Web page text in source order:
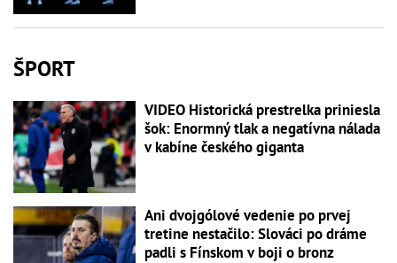
ŠPORT
VIDEO Historická prestrelka priniesla
šok: Enormný tlak a negatívna nálada
v kabíne českého giganta
Ani dvojgólové vedenie po prvej
tretine nestačilo: Slováci po dráme
padli s Fínskom v boji o bronz